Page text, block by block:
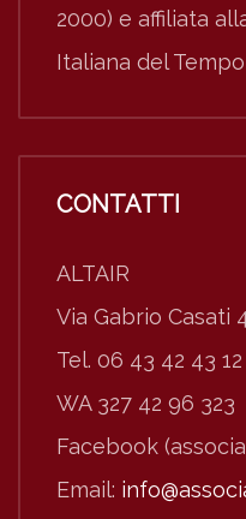
2000) e affiliata
Italiana del
CONTATTI
ALTAIR
Via Gabrio Casati
Tel. 06 43 42 43 12
WA 327 42 96 323
Facebook
Email: